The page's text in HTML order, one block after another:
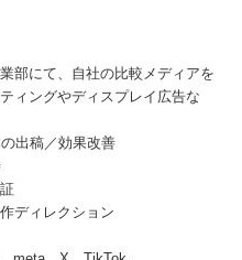
部にて、自社の比較メディアを
ィングやディスプレイ広告な
出稿／効果改善
ディレクション